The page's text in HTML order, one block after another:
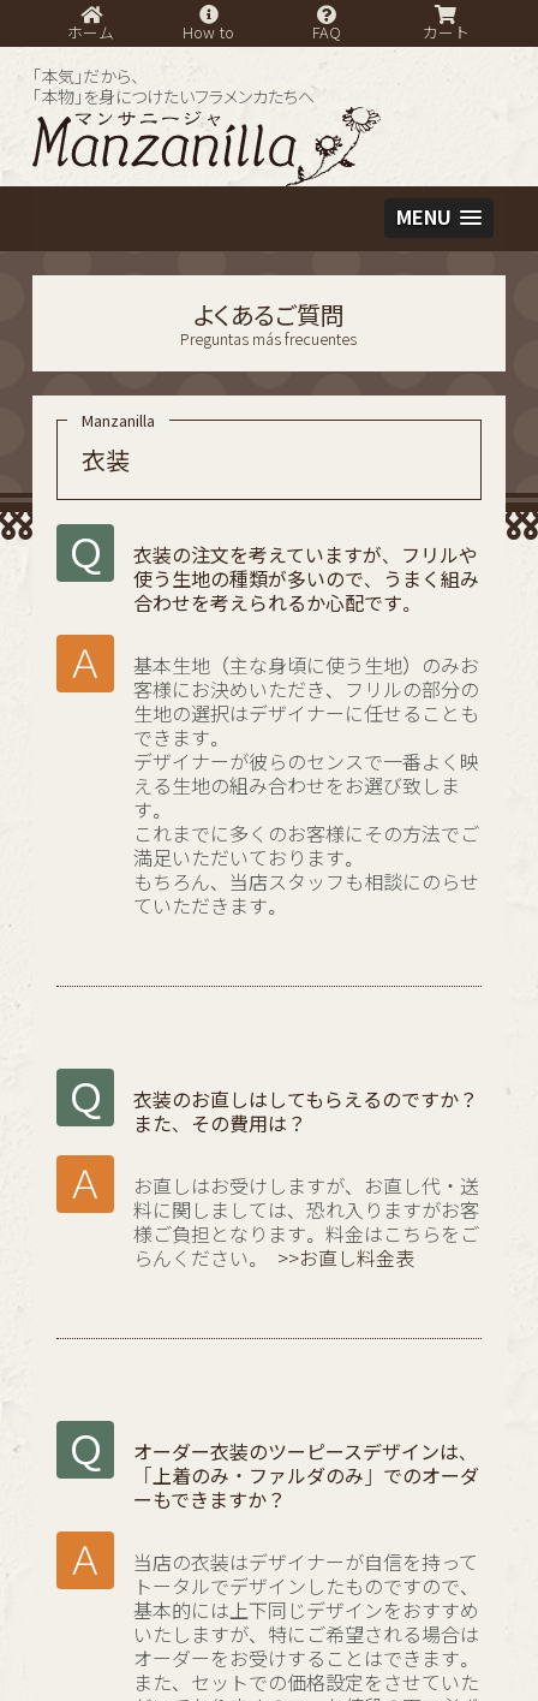
ホーム How to FAQ カート
「本気」だから、
「本物」を身につけたいフラメンカたちへ
MENU
よくあるご質問
Preguntas más frecuentes
衣装
衣装の注文を考えていますが、フリルや
使う生地の種類が多いので、うまく組み
合わせを考えられるか心配です。
基本生地（主な身頃に使う生地）のみお
客様にお決めいただき、フリルの部分の
生地の選択はデザイナーに任せることも
できます。
デザイナーが彼らのセンスで一番よく映
える生地の組み合わせをお選び致しま
す。
これまでに多くのお客様にその方法でご
満足いただいております。
もちろん、当店スタッフも相談にのらせ
ていただきます。
衣装のお直しはしてもらえるのですか？
また、その費用は？
お直しはお受けしますが、お直し代・送
料に関しましては、恐れ入りますがお客
様ご負担となります。料金はこちらをご
らんください。 >>お直し料金表
オーダー衣装のツーピースデザインは、
「上着のみ・ファルダのみ」でのオーダ
ーもできますか？
当店の衣装はデザイナーが自信を持って
トータルでデザインしたものですので、
基本的には上下同じデザインをおすすめ
いたしますが、特にご希望される場合は
オーダーをお受けすることはできます。
また、セットでの価格設定をさせていた